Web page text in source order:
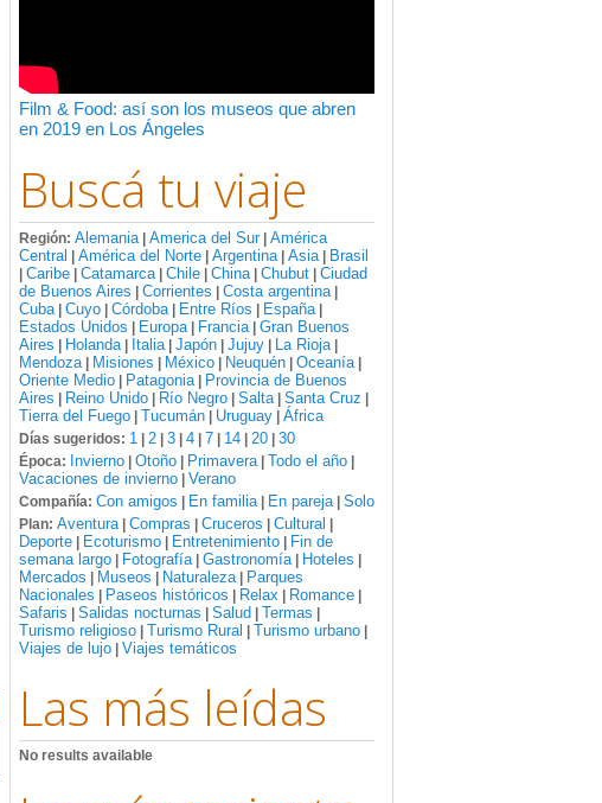
Film & Food: así son los museos que abren
en 2019 en Los Ángeles
Buscá tu viaje
Región: Alemania| America del Sur| América
Central
América del Norte Argentina| Asia| Brasil
Caribe Catamarca| Chile China| Chubut Ciudad
de Buenos Aires
Corrientes Costa argentina|
Cuba| Cuyo Córdoba| Entre Ríos España|
Estados Unidos Europa| Francia| Gran Buenos
Aires
Holanda| Italia| Japón Jujuy La Rioja|
Mendoza| Misiones México Neuquén Oceanía|
Oriente Medio Patagonia|
Provincia de Buenos
Aires
Reino Unido Río Negro Salta| Santa Cruz
Tierra del Fuego Tucumán Uruguay África
Días sugeridos: 1 2 3 4 7 14 20 30
Época: Invierno Otoño Primavera| Todo el año
Vacaciones de invierno Verano
Compañía: Con amigos En familia| En pareja| Solo
Plan: Aventura| Compras Cruceros Cultural
Deporte Ecoturismo Entretenimiento
Fin de
semana largo
Fotografía| Gastronomía| Hoteles
Mercados Museos Naturaleza|
Parques
Nacionales
Paseos históricos Relax Romance
Safaris Salidas nocturnas Salud Termas
Turismo religioso Turismo Rural Turismo urbano
Viajes de lujo Viajes temáticos
Las más leídas
No results available